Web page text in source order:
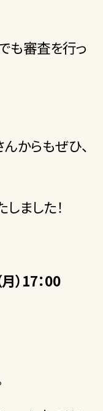
も審査を行っ
からもぜひ、
ました！
）17：00